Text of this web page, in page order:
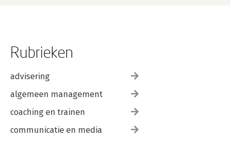
Rubrieken
advisering
algemeen management
coaching en trainen
communicatie en media